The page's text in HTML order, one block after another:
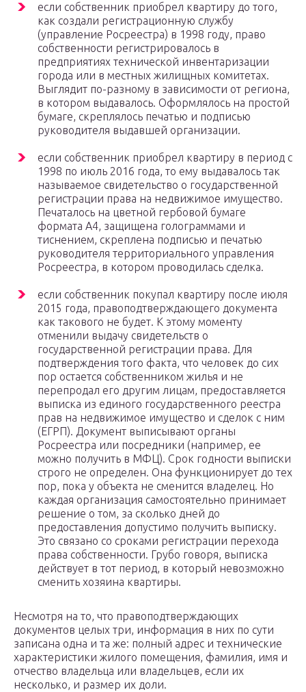
если собственник приобрел квартиру до того,
как создали регистрационную службу
(управление Росреестра) в 1998 году, право
собственности регистрировалось в
предприятиях технической инвентаризации
города или в местных жилищных комитетах.
Выглядит по-разному в зависимости от региона,
в котором выдавалось. Оформлялось на простой
бумаге, скреплялось печатью и подписью
руководителя выдавшей организации.
если собственник приобрел квартиру в период с
1998 по июль 2016 года, то ему выдавалось так
называемое свидетельство о государственной
регистрации права на недвижимое имущество.
Печаталось на цветной гербовой бумаге
формата А4, защищена голограммами и
тиснением, скреплена подписью и печатью
руководителя территориального управления
Росреестра, в котором проводилась сделка.
если собственник покупал квартиру после июля
2015 года, правоподтверждающего документа
как такового не будет. К этому моменту
отменили выдачу свидетельств о
государственной регистрации права. Для
подтверждения того факта, что человек до сих
пор остается собственником жилья и не
перепродал его другим лицам, предоставляется
выписка из единого государственного реестра
прав на недвижимое имущество и сделок с ним
(ЕГРП). Документ выписывают органы
Росреестра или посредники (например, ее
можно получить в МФЦ). Срок годности выписки
строго не определен. Она функционирует до тех
пор, пока у объекта не сменится владелец. Но
каждая организация самостоятельно принимает
решение о том, за сколько дней до
предоставления допустимо получить выписку.
Это связано со сроками регистрации перехода
права собственности. Грубо говоря, выписка
действует в тот период, в который невозможно
сменить хозяина квартиры.
Несмотря на то, что правоподтверждающих
документов целых три, информация в них по сути
записана одна и та же: полный адрес и технические
характеристики жилого помещения, фамилия, имя и
отчество владельца или владельцев, если их
несколько, и размер их доли.